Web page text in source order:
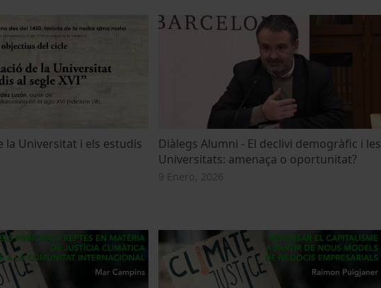
la Universitat i els estudis
Diàlegs Alumni - El declivi demogràfic i les
Universitats: amenaça o oportunitat?
9 Enero, 2026